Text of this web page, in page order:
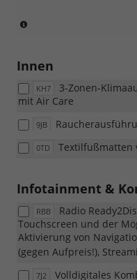
Innen
KH7
3-Zonen-
mit Air Care
9JB
0TD Textilfußmatten
Infotainment &
RBB
Radio
Touchscreen und der
Aktivierung von
(gegen Aufpreis!),
7J2
Volldigitales